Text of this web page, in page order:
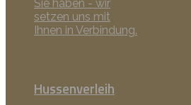
Sie haben - wir
setzen uns mit
Ihnen in Verbindung.
Hussenverleih